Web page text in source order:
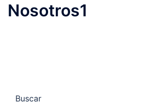
Nosotros1
Buscar